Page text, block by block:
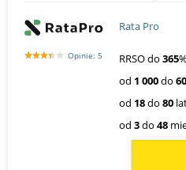
Opinie: 5
Rata Pro
RRSO do 365%
od 1 000do
od 18do 80
od 3do 48